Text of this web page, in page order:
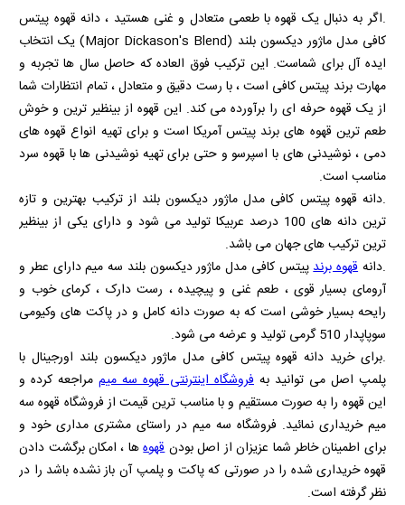
.اگر به دنبال یک قهوه با طعمی متعادل و غنی هستید ، دانه قهوه پیتس
کافی مدل ماژور دیکسون بلند (Major Dickason's Blend) یک انتخاب
ایده‌ آل برای شماست. این ترکیب فوق‌ العاده که حاصل سال‌ ها تجربه و
مهارت برند پیتس کافی است ، با رست دقیق و متعادل ، تمام انتظارات شما
از یک قهوه حرفه‌ ای را برآورده می‌ کند. این قهوه از بینظیر ترین و خوش
طعم ترین قهوه های برند پیتس آمریکا است و برای تهیه انواع قهوه های
دمی ، نوشیدنی های با اسپرسو و حتی برای تهیه نوشیدنی ها با قهوه سرد
مناسب است.
.دانه قهوه پیتس کافی مدل ماژور دیکسون بلند از ترکیب بهترین و تازه
ترین دانه های 100 درصد عربیکا تولید می شود و دارای یکی از بینظیر
ترین ترکیب های جهان می باشد.
.دانه قهوه برندپیتس کافی مدل ماژور دیکسون بلند سه میم دارای عطر و
آرومای بسیار قوی ، طعم غنی و پیچیده ، رست دارک ، کرمای خوب و
رایحه بسیار خوشی است که به صورت دانه کامل و در پاکت های وکیومی
سوپاپدار 510 گرمی تولید و عرضه می شود.
.برای خرید دانه قهوه پیتس کافی مدل ماژور دیکسون بلند اورجینال با
پلمپ اصل می توانید بهفروشگاه اینترنتی قهوه سه میممراجعه کرده و
این قهوه را به صورت مستقیم و با مناسب ترین قیمت از فروشگاه قهوه سه
میم خریداری نمائید. فروشگاه سه میم در راستای مشتری مداری خود و
برای اطمینان خاطر شما عزیزان از اصل بودنقهوهها ، امکان برگشت دادن
قهوه خریداری شده را در صورتی که پاکت و پلمپ آن باز نشده باشد را در
نظر گرفته است.